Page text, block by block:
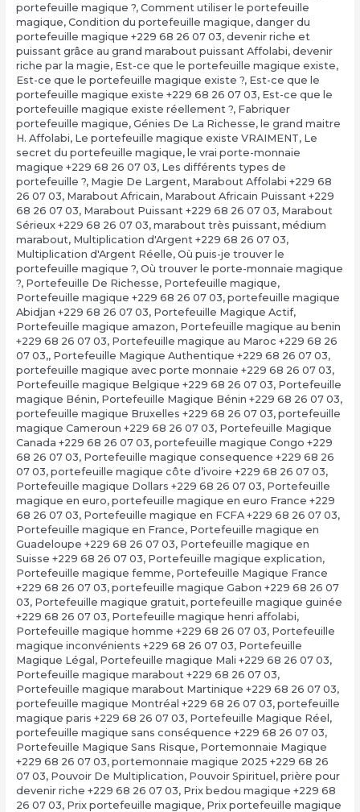
portefeuille magique ?, Comment utiliser le portefeuille
magique, Condition du portefeuille magique, danger du
portefeuille magique +229 68 26 07 03, devenir riche et
puissant grâce au grand marabout puissant Affolabi, devenir
riche par la magie, Est-ce que le portefeuille magique existe,
Est-ce que le portefeuille magique existe ?, Est-ce que le
portefeuille magique existe +229 68 26 07 03, Est-ce que le
portefeuille magique existe réellement ?, Fabriquer
portefeuille magique, Génies De La Richesse, le grand maitre
H. Affolabi, Le portefeuille magique existe VRAIMENT, Le
secret du portefeuille magique, le vrai porte-monnaie
magique +229 68 26 07 03, Les différents types de
portefeuille ?, Magie De Largent, Marabout Affolabi +229 68
26 07 03, Marabout Africain, Marabout Africain Puissant +229
68 26 07 03, Marabout Puissant +229 68 26 07 03, Marabout
Sérieux +229 68 26 07 03, marabout très puissant, médium
marabout, Multiplication d'Argent +229 68 26 07 03,
Multiplication d'Argent Réelle, Où puis-je trouver le
portefeuille magique ?, Où trouver le porte-monnaie magique
?, Portefeuille De Richesse, Portefeuille magique,
Portefeuille magique +229 68 26 07 03, portefeuille magique
Abidjan +229 68 26 07 03, Portefeuille Magique Actif,
Portefeuille magique amazon, Portefeuille magique au benin
+229 68 26 07 03, Portefeuille magique au Maroc +229 68 26
07 03,, Portefeuille Magique Authentique +229 68 26 07 03,
portefeuille magique avec porte monnaie +229 68 26 07 03,
Portefeuille magique Belgique +229 68 26 07 03, Portefeuille
magique Bénin, Portefeuille Magique Bénin +229 68 26 07 03,
portefeuille magique Bruxelles +229 68 26 07 03, portefeuille
magique Cameroun +229 68 26 07 03, Portefeuille Magique
Canada +229 68 26 07 03, portefeuille magique Congo +229
68 26 07 03, Portefeuille magique consequence +229 68 26
07 03, portefeuille magique côte d’ivoire +229 68 26 07 03,
Portefeuille magique Dollars +229 68 26 07 03, Portefeuille
magique en euro, portefeuille magique en euro France +229
68 26 07 03, Portefeuille magique en FCFA +229 68 26 07 03,
Portefeuille magique en France, Portefeuille magique en
Guadeloupe +229 68 26 07 03, Portefeuille magique en
Suisse +229 68 26 07 03, Portefeuille magique explication,
Portefeuille magique femme, Portefeuille Magique France
+229 68 26 07 03, portefeuille magique Gabon +229 68 26 07
03, Portefeuille magique gratuit, portefeuille magique guinée
+229 68 26 07 03, Portefeuille magique henri affolabi,
Portefeuille magique homme +229 68 26 07 03, Portefeuille
magique inconvénients +229 68 26 07 03, Portefeuille
Magique Légal, Portefeuille magique Mali +229 68 26 07 03,
Portefeuille magique marabout +229 68 26 07 03,
Portefeuille magique marabout Martinique +229 68 26 07 03,
portefeuille magique Montréal +229 68 26 07 03, portefeuille
magique paris +229 68 26 07 03, Portefeuille Magique Réel,
portefeuille magique sans conséquence +229 68 26 07 03,
Portefeuille Magique Sans Risque, Portemonnaie Magique
+229 68 26 07 03, portemonnaie magique 2025 +229 68 26
07 03, Pouvoir De Multiplication, Pouvoir Spirituel, prière pour
devenir riche +229 68 26 07 03, Prix bedou magique +229 68
26 07 03, Prix portefeuille magique, Prix portefeuille magique